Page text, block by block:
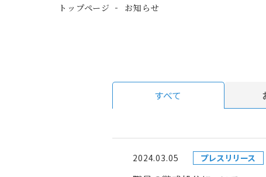
トップページ お知らせ
すべて
2024.03.05 プレスリリース